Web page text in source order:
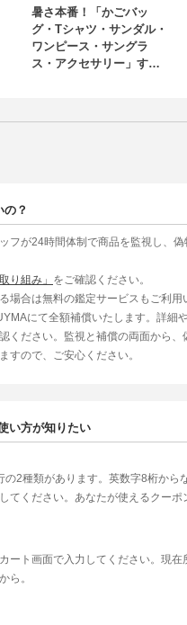
暑さ本番！「かごバッ
グ・Tシャツ・サンダル・
ワンピース・サングラ
ス・アクセサリー」すぐ
の？
フが24時間体制で商品を監視し、偽
り組み」 をご確認ください。
場合は無料の鑑定サービスもご利用
にて全額補償いたします。詳細
ください。監視と補償の両面から、
すので、ご安心ください。
い方が知りたい
の2種類があります。英数字8桁から
てください。あなたが使えるクーポ
ート画面で入力してください。現在
から。